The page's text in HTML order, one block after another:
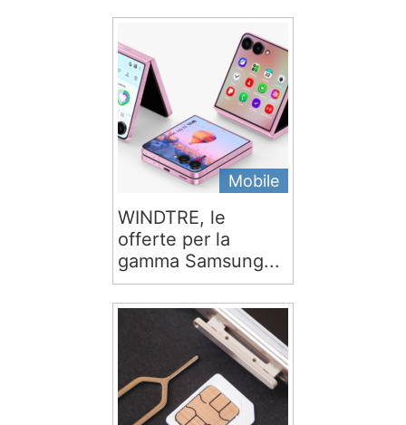
Mobile
WINDTRE, le
offerte per la
gamma Samsung...